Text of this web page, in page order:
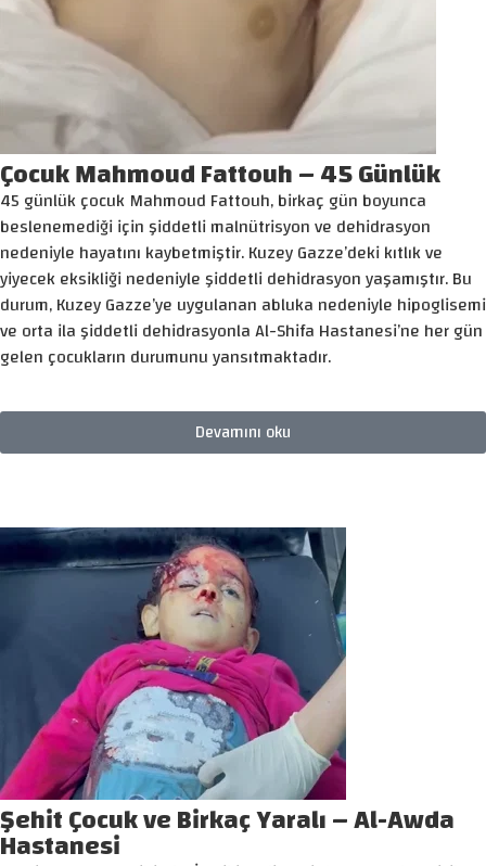
Çocuk Mahmoud Fattouh – 45 Günlük
45 günlük çocuk Mahmoud Fattouh, birkaç gün boyunca
beslenemediği için şiddetli malnütrisyon ve dehidrasyon
nedeniyle hayatını kaybetmiştir. Kuzey Gazze’deki kıtlık ve
yiyecek eksikliği nedeniyle şiddetli dehidrasyon yaşamıştır. Bu
durum, Kuzey Gazze’ye uygulanan abluka nedeniyle hipoglisemi
ve orta ila şiddetli dehidrasyonla Al-Shifa Hastanesi’ne her gün
gelen çocukların durumunu yansıtmaktadır.
Devamını oku
Şehit Çocuk ve Birkaç Yaralı – Al-Awda
Hastanesi